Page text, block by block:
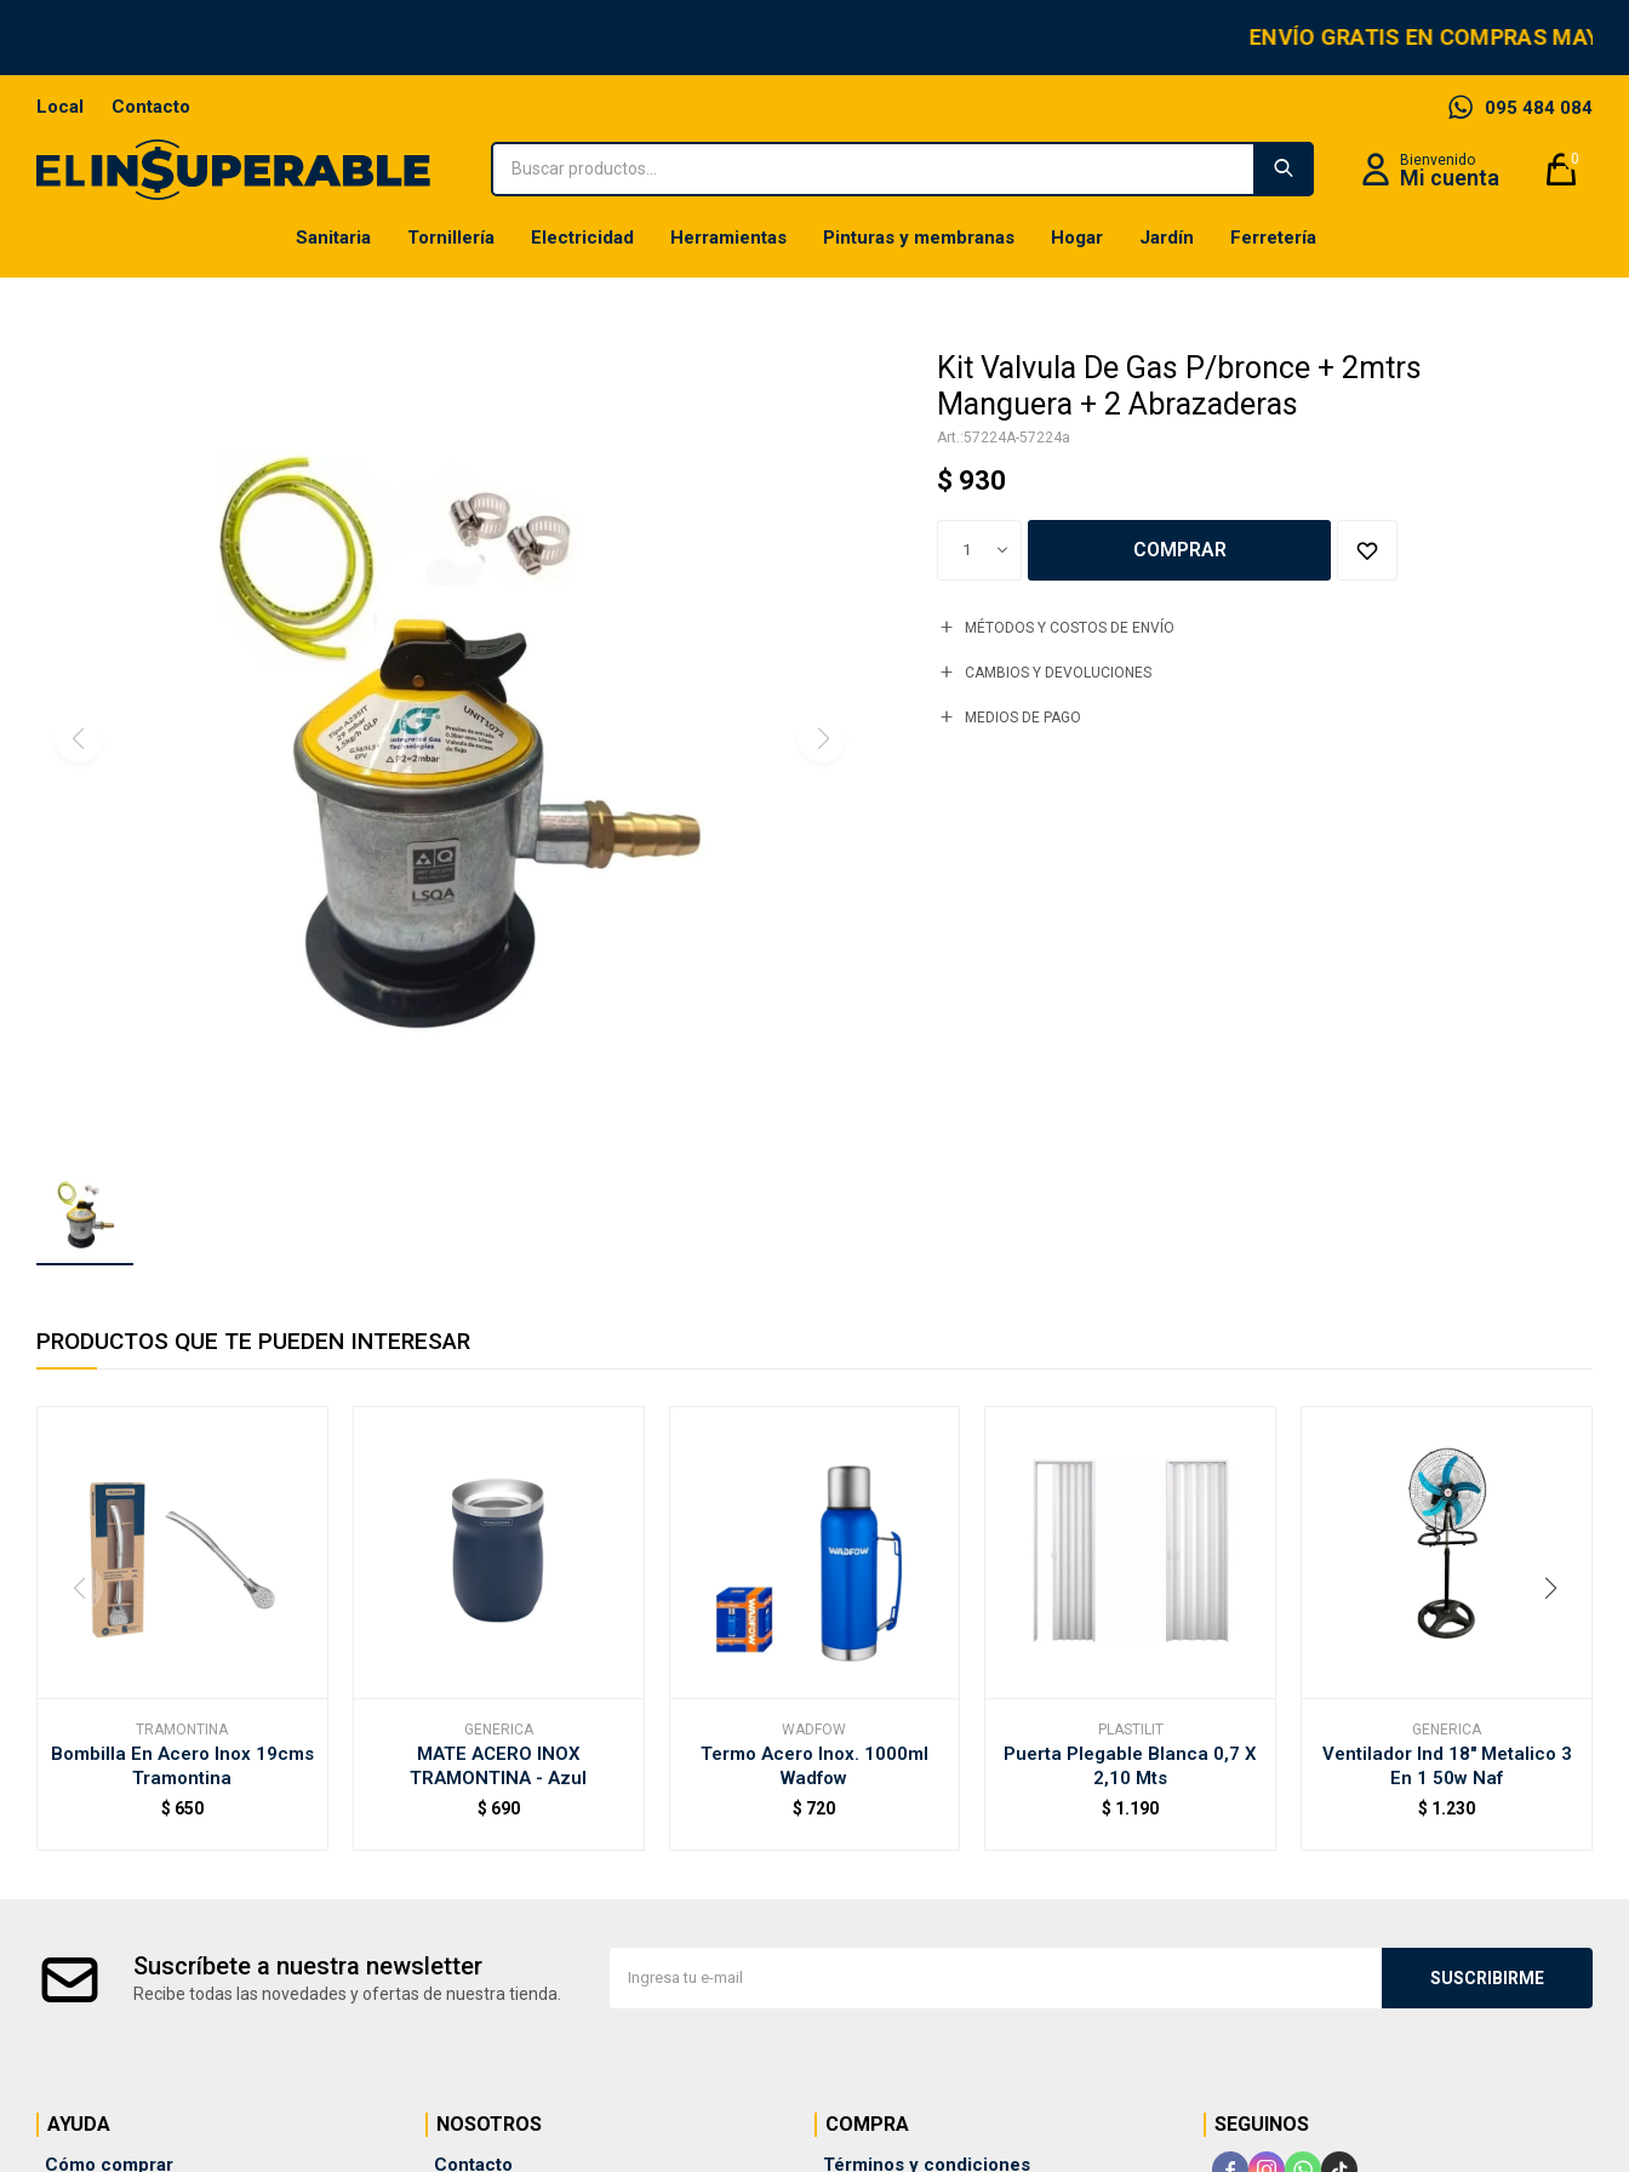
ENVÍO GRATIS EN COMPRAS
Sanitaria Tornillería Electricidad Herramientas Pinturas y membranas Hogar Jardín Ferretería
0
095 484 084
Local Contacto
Kit Valvula De Gas P/bronce + 2mtrs
Manguera + 2 Abrazaderas
57224A-57224a
$ 930
1 COMPRAR
MÉTODOS Y COSTOS DE ENVÍO
CAMBIOS Y DEVOLUCIONES
MEDIOS DE PAGO
PRODUCTOS QUE TE PUEDEN INTERESAR
TRAMONTINA
Bombilla En Acero Inox 19cms
Tramontina
$ 650
GENERICA
MATE ACERO INOX
TRAMONTINA - Azul
$ 690
WADFOW
Termo Acero Inox. 1000ml
Wadfow
$ 720
PLASTILIT
Puerta Plegable Blanca 0,7 X
2,10 Mts
$ 1.190
GENERICA
Ventilador Ind 18" Metalico 3
En 1 50w Naf
$ 1.230
Suscríbete a nuestra newsletter
Recibe todas las novedades y ofertas de nuestra tienda.
SUSCRIBIRME
AYUDA
Cómo comprar
NOSOTROS
Contacto
COMPRA
Términos y condiciones
SEGUINOS